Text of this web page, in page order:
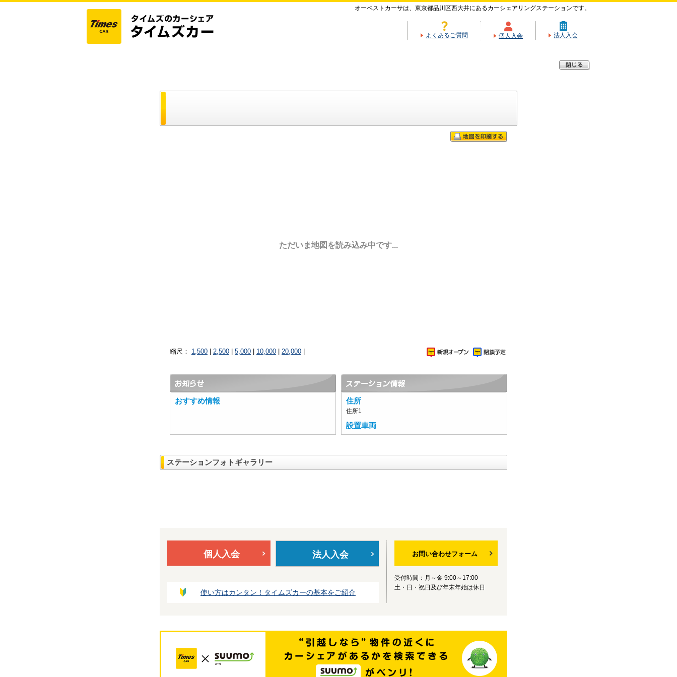
オーベストカーサは、東京都品川区西大井にあるカーシェアリングステーションです。
よくあるご質問 個人入会 法人入会
ただいま地図を読み込み中です...
縮尺： 1,500 2,500 5,000 10,000 20,000
おすすめ情報 住所
住所1
設置車両
ステーションフォトギャラリー
個人入会 法人入会
使い方はカンタン！タイムズカーの基本をご紹介
お問い合わせフォーム
受付時間：月～金 9:00～17:00
土・日・祝日及び年末年始は休日